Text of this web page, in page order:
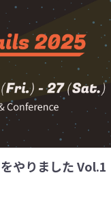
やりました Vol.1